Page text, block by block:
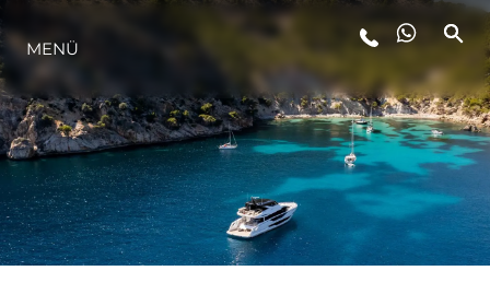
LIFESTYLE
INNOVATION
DIE FIRMA
MENÜ